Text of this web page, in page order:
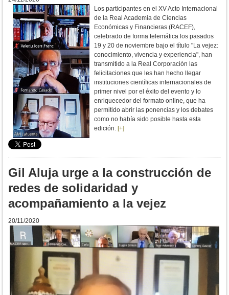
Los participantes en el XV Acto Internacional
de la Real Academia de Ciencias
Económicas y Financieras (RACEF),
celebrado de forma telemática los pasados
19 y 20 de noviembre bajo el título "La vejez:
conocimiento, vivencia y experiencia", han
transmitido a la Real Corporación las
felicitaciones que les han hecho llegar
instituciones científicas internacionales de
primer nivel por el éxito del evento y lo
enriquecedor del formato online, que ha
permitido abrir las ponencias y los debates
como no había sido posible hasta esta
edición. [+]
Gil Aluja urge a la construcción de
redes de solidaridad y
acompañamiento a la vejez
20/11/2020